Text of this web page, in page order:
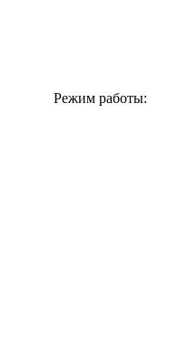
Режим работы: